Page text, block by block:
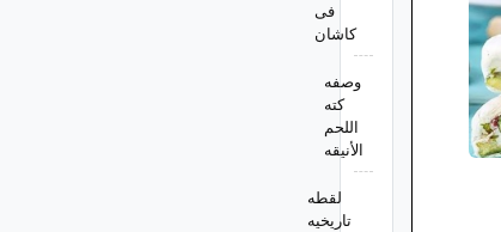
فی
کاشان
وصفه
کته
اللحم
الأنیقه
لقطه
تاریخیه